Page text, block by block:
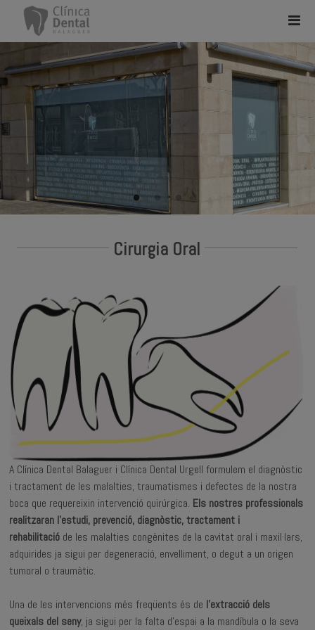
Cirurgia Oral
A Clínica Dental Balaguer i Clínica Dental Urgell formulem el diagnòstic
i tractament de les malalties, traumatismes i defectes de la nostra
boca que requereixin intervenció quirúrgica. Els nostres professionals
realitzaran l'estudi, prevenció, diagnòstic, tractament i
rehabilitació de les malalties congènites de la cavitat oral i maxil·lars,
adquirides ja sigui per degeneració, envelliment, o degut a un origen
tumoral o traumàtic.
Una de les intervencions més freqüents és de l’extracció dels
queixals del seny, ja sigui per la falta d'espai a la mandíbula o la seva